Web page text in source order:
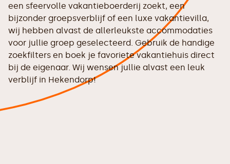
een sfeervolle vakantieboerderij zoekt, een
bijzonder groepsverblijf of een luxe vakantievilla,
wij hebben alvast de allerleukste accommodaties
voor jullie groep geselecteerd. Gebruik de handige
zoekfilters en boek je favoriete vakantiehuis direct
bij de eigenaar. Wij wensen jullie alvast een leuk
verblijf in Hekendorp!